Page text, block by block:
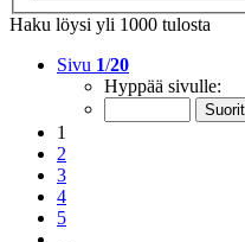
Haku löysi yli 1000 tulosta
Sivu 1/20
Hyppää sivulle:
1
2
3
4
5